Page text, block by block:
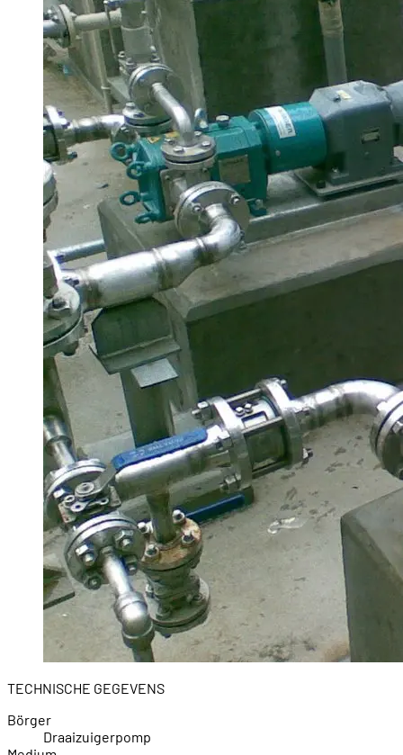
TECHNISCHE GEGEVENS
Börger
Draaizuigerpomp